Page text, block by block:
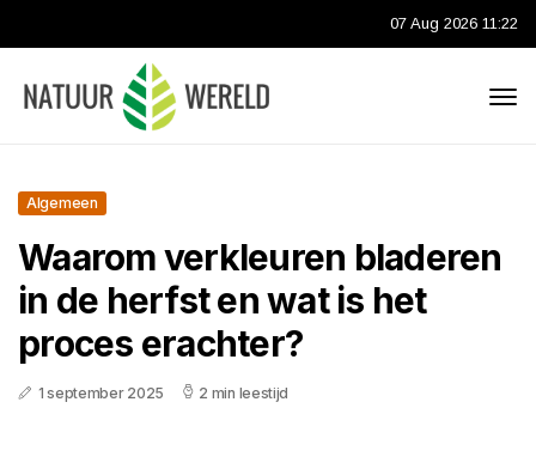
07 Aug 2026 11:22
Algemeen
Waarom verkleuren bladeren
in de herfst en wat is het
proces erachter?
1 september 2025 2 min leestijd